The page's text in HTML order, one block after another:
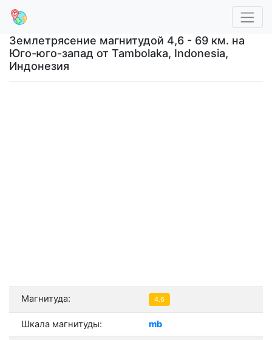
Землетрясение магнитудой 4,6 - 69 км. на
Юго-юго-запад от Tambolaka, Indonesia,
Индонезия
Магнитуда: 4.6
Шкала магнитуды: mb